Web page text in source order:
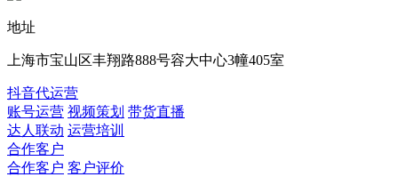
地址
上海市宝山区丰翔路888号容大中心3幢405室
抖音代运营
账号运营 视频策划 带货直播
达人联动 运营培训
合作客户
合作客户 客户评价